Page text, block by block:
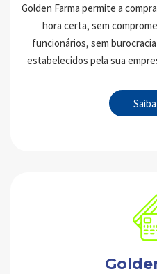
Golden Farma permite a
hora certa, sem
funcionários, sem
estabelecidos pela sua